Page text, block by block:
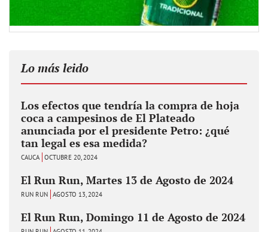
Lo más leido
Los efectos que tendría la compra de hoja
coca a campesinos de El Plateado
anunciada por el presidente Petro: ¿qué
tan legal es esa medida?
CAUCA OCTUBRE 20, 2024
El Run Run, Martes 13 de Agosto de 2024
RUN RUN AGOSTO 13, 2024
El Run Run, Domingo 11 de Agosto de 2024